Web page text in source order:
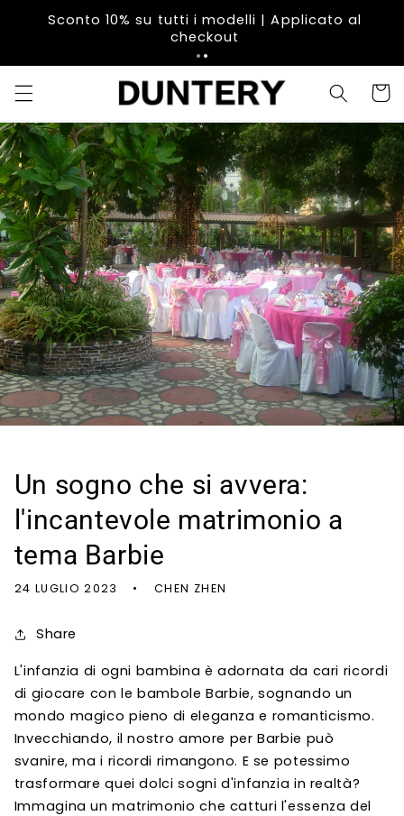
Sconto 10% su tutti i modelli | Applicato al
checkout
Un sogno che si avvera:
l'incantevole matrimonio a
tema Barbie
24 LUGLIO 2023 CHEN ZHEN
Share
L'infanzia di ogni bambina è adornata da cari ricordi
di giocare con le bambole Barbie, sognando un
mondo magico pieno di eleganza e romanticismo.
Invecchiando, il nostro amore per Barbie può
svanire, ma i ricordi rimangono. E se potessimo
trasformare quei dolci sogni d'infanzia in realtà?
Immagina un matrimonio che catturi l'essenza del